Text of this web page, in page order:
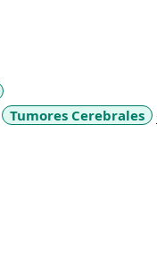
Tumores Cerebrales